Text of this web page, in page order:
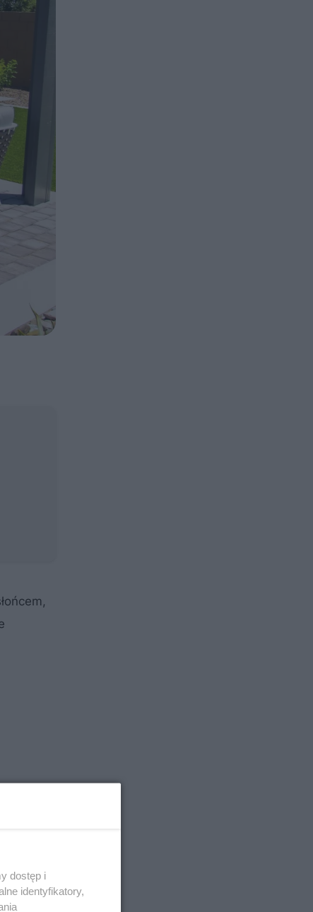
dostęp i
identyfikatory,